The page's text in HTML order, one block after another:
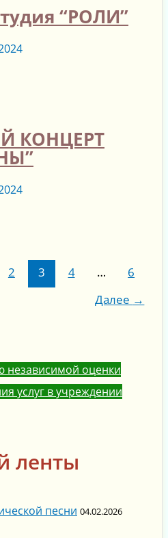
“РОЛИ”
КОНЦЕРТ
2 3 4 …
6
Далее →
независимой оценки
услуг в учреждении
ленты
песни 04.02.2026